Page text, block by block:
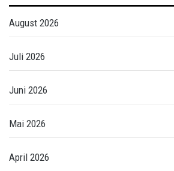
August 2026
Juli 2026
Juni 2026
Mai 2026
April 2026